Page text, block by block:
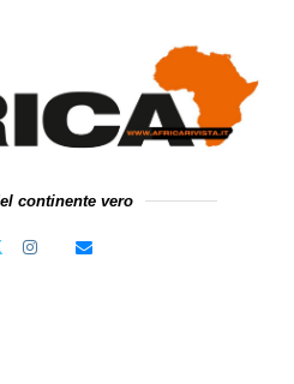
continente vero